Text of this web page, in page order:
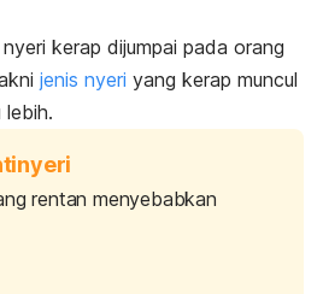
kerap dijumpai pada orang
jenis nyeri yang kerap muncul
lebih.
rentan menyebabkan